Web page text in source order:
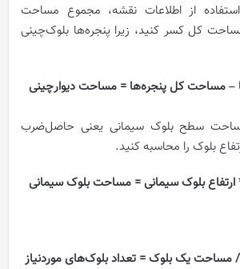
از اطلاعات نقشه، مجموع مساحت
کل کسر کنید، زیرا پنجره‌ها بلوک‌چینی
–مساحت کل پنجره‌ها = مساحت دیوار‌چینی
سطح بلوک سیمانی یعنی حاصل‌ضرب
بلوک را محاسبه کنید.
ارتفاع بلوک سیمانی =مساحت بلوک سیمانی
/مساحت یک بلوک =تعداد بلوک‌های موردنیاز